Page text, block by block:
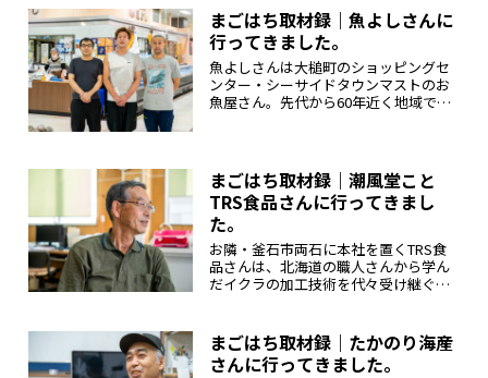
み出しています。今回は鮮魚や水産加...
まごはち取材録｜魚よしさんに
行ってきました。
魚よしさんは大槌町のショッピングセ
ンター・シーサイドタウンマストのお
魚屋さん。先代から60年近く地域で親
ています。今回は鮮魚や水産加工品を...
まごはち取材録｜潮風堂こと
TRS食品さんに行ってきまし
た。
お隣・釜石市両石に本社を置くTRS食
品さんは、北海道の職人さんから学ん
だイクラの加工技術を代々受け継ぐ会
陸の気候と風土を活かした商品づくり
に取り組んでいくという思いが込めら...
まごはち取材録｜たかのり海産
さんに行ってきました。